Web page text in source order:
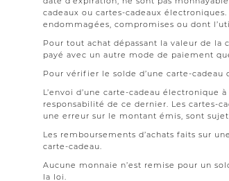
cadeaux ou cartes-cadeaux
endommagées, compromises ou dont
Pour tout achat dépassant la valeur de
payé avec un autre mode de paiement
Pour vérifier le solde d’une carte-
L’envoi d’une carte-cadeau
responsabilité de ce dernier. Les cartes-
une erreur sur le montant émis, sont
Les remboursements d’achats faits sur
carte-cadeau.
Aucune monnaie n’est remise pour un
la loi.